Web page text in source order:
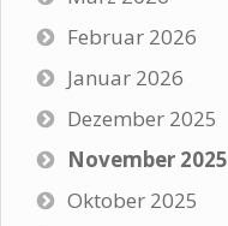
Februar 2026
Januar 2026
Dezember 2025
November 2025
Oktober 2025